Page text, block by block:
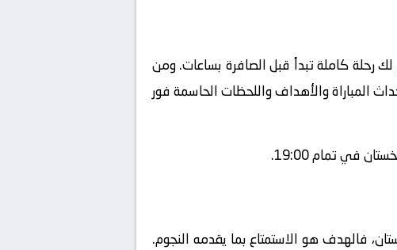
رحلة كاملة تبدأ قبل الصافرة بساعات. ومن
المباراة والأهداف واللحظات الحاسمة فور
في تمام 19:00.
فالهدف هو الاستمتاع بما يقدمه النجوم.